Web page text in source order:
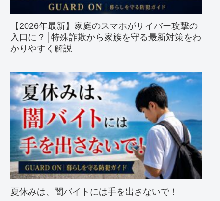
【2026年最新】家庭のスマホがサイバー攻撃の
入口に？│特殊詐欺から家族を守る最新対策をわ
かりやすく解説
夏休みは、闇バイトには手を出さないで！